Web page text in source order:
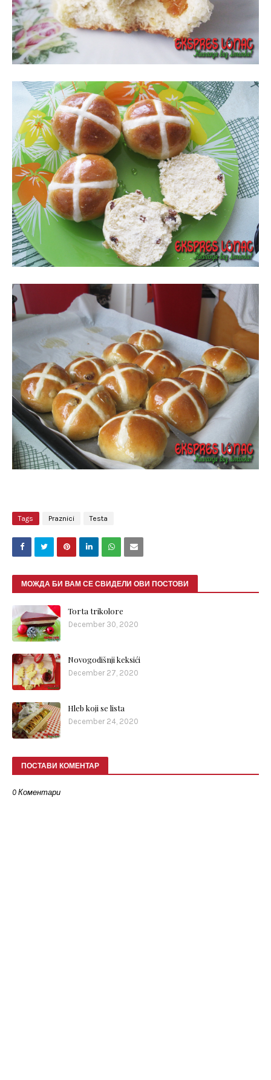
Tags Praznici Testa
МОЖДА БИ ВАМ СЕ СВИДЕЛИ ОВИ ПОСТОВИ
Torta trikolore
December 30, 2020
Novogodišnji keksići
December 27, 2020
Hleb koji se lista
December 24, 2020
ПОСТАВИ КОМЕНТАР
0 Коментари